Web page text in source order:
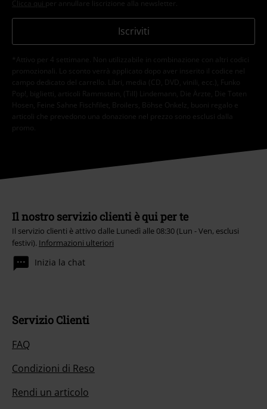
Clicca qui per annullare liscrizione alla newsletter.
Iscriviti
*Attivo per 4 settimane. Non utilizzabile in combinazione con altri codici
promozionali. Lo sconto verrà applicato dopo aver inserito il codice nel
campo dedicato del carrello. Libri, media (CD, DVD, vinili, ecc.), Funko
Pop!, biglietti, articoli Rammstein, (Till) Lindemann, Die Ärzte, Die Toten
Hosen, Feine Sahne Fischfilet, Broilers, Böhse Onkelz, buoni regalo e
articoli che prevedono una donazione nel prezzo sono esclusi dalla
promo.
Il nostro servizio clienti è qui per te
Il servizio clienti è attivo dalle Lunedì alle 08:30 (Lun - Ven, esclusi
festivi). Informazioni ulteriori
Inizia la chat
Servizio Clienti
FAQ
Condizioni di Reso
Rendi un articolo